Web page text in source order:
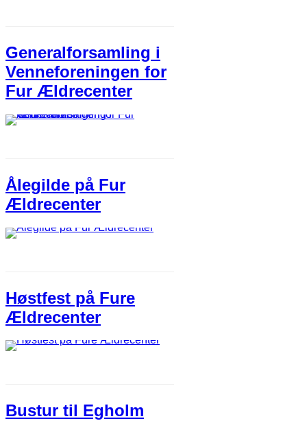
Generalforsamling i
Venneforeningen for
Fur Ældrecenter​
Ålegilde på Fur
Ældrecenter​
Høstfest på Fure
Ældrecenter​
Bustur til Egholm